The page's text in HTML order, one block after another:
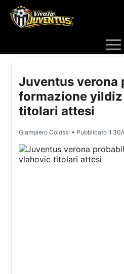
Juventus verona
formazione
titolari attesi
Giampiero Colossi • Pubblicato il